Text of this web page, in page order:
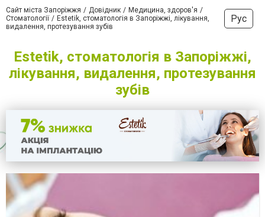
Сайт міста Запоріжжя Довідник
Медицина, здоров'я
Стоматології
Estetik, стоматологія в Запоріжжі, лікування,
видалення, протезування зубів
Рус
Estetik, стоматологія в Запоріжжі,
лікування, видалення, протезування
зубів